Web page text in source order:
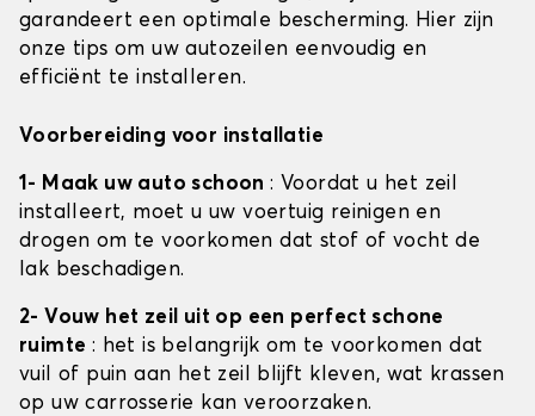
garandeert een optimale bescherming. Hier zijn
onze tips om uw autozeilen eenvoudig en
efficiënt te installeren.
Voorbereiding voor installatie
1- Maak uw auto schoon: Voordat u het zeil
installeert, moet u uw voertuig reinigen en
drogen om te voorkomen dat stof of vocht de
lak beschadigen.
2- Vouw het zeil uit op een perfect schone
ruimte : het is belangrijk om te voorkomen dat
vuil of puin aan het zeil blijft kleven, wat krassen
op uw carrosserie kan veroorzaken.